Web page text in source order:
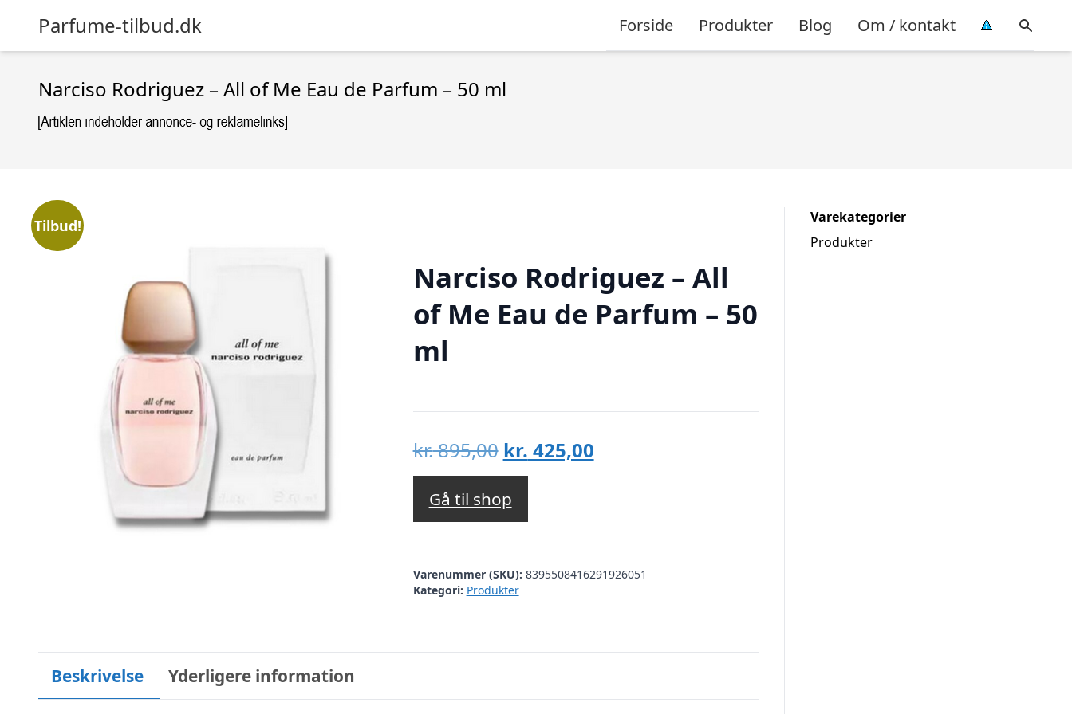
Parfume-tilbud.dk Forside Produkter Blog Om / kontakt
Narciso Rodriguez – All of Me Eau de Parfum – 50 ml
Tilbud!
Narciso Rodriguez – All
of Me Eau de Parfum – 50
ml
kr.895,00 Den
oprindelige
pris
var:
kr. 895,00.
kr. 425,00Den
kr. 425,00.
Gå til shop
Varenummer (SKU): 8395508416291926051
Kategori: Produkter
Beskrivelse Yderligere information
Varekategorier
Produkter